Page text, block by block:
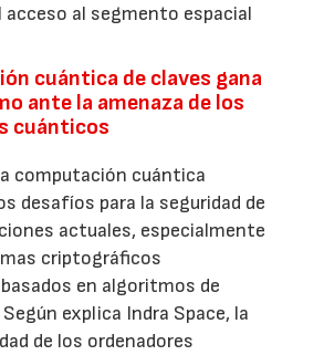
acceso al segmento espacial
cuántica de claves gana
ante la amenaza de los
cuánticos
computación cuántica
desafíos para la seguridad de
actuales, especialmente
criptográficos
en algoritmos de
explica Indra Space, la
de los ordenadores